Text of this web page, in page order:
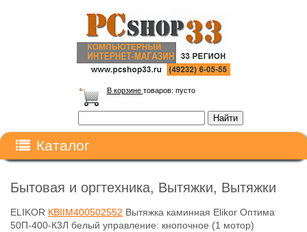
В корзине товаров: пусто
Каталог
Бытовая и оргтехника, Вытяжки, Вытяжки
ELIKOR КВIIМ400502552 Вытяжка каминная Elikor Оптима
50П-400-К3Л белый управление: кнопочное (1 мотор)